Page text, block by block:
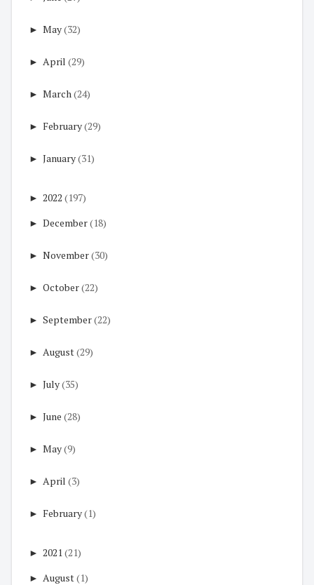
► May(32)
► April (29)
► March (24)
► February(29)
► January(31)
► 2022 (197)
► December(18)
► November(30)
► October(22)
► September(22)
► August(29)
► July(35)
► June (28)
► May(9)
► April (3)
► February(1)
► 2021(21)
► August(1)